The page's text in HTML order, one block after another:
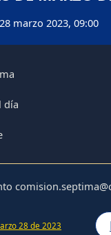
28 marzo 2023, 09:00
día
28 de 2023